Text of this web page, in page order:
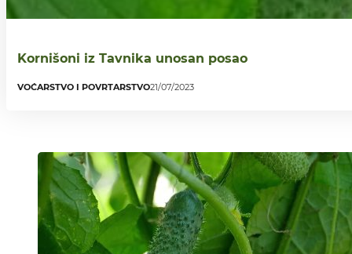
Kornišoni iz Tavnika unosan posao
VOĆARSTVO I POVRTARSTVO21/07/2023